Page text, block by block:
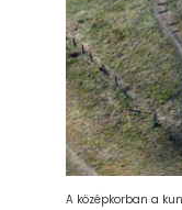
A középkorban a